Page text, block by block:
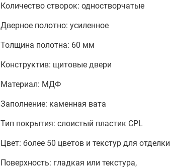
Количество створок: одностворчатые
Дверное полотно: усиленное
Толщина полотна: 60 мм
Конструктив: щитовые двери
Материал: МДФ
Заполнение: каменная вата
Тип покрытия: слоистый пластик CPL
Цвет: более 50 цветов и текстур для отделки
Поверхность: гладкая или текстура,